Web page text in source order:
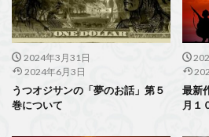
2024年3月31日
2024年6月3日
うつオジサンの「夢のお話」第５
巻について
最新
月１